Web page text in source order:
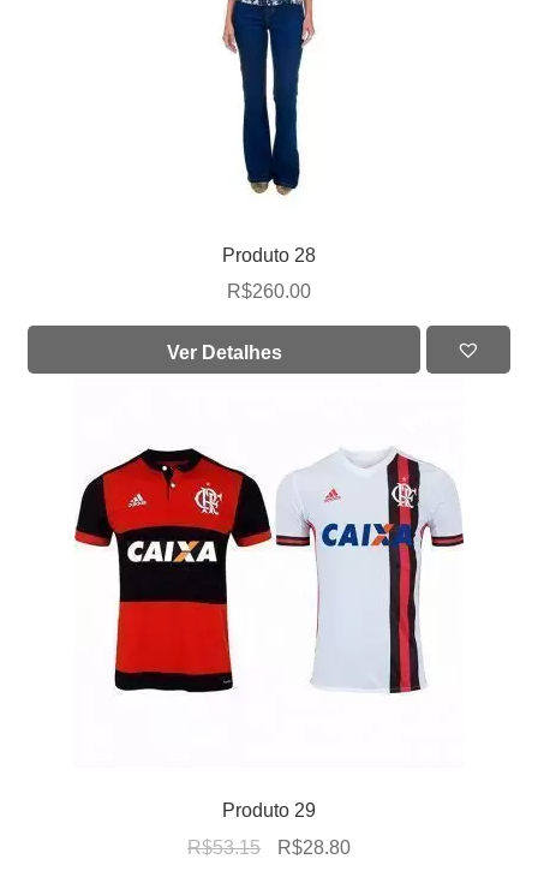
Produto 28
R$260.00
Ver Detalhes
Produto 29
R$53.15 R$28.80